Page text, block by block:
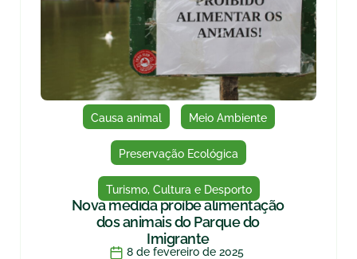
Causa animal Meio Ambiente
Preservação Ecológica
Turismo, Cultura e Desporto
Nova medida proíbe alimentação
dos animais do Parque do
Imigrante
8 de fevereiro de 2025